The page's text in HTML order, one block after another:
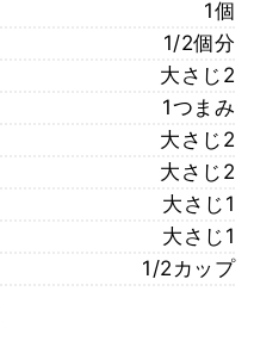
1個
1/2個分
大さじ2
1つまみ
大さじ2
大さじ2
大さじ1
大さじ1
1/2カップ